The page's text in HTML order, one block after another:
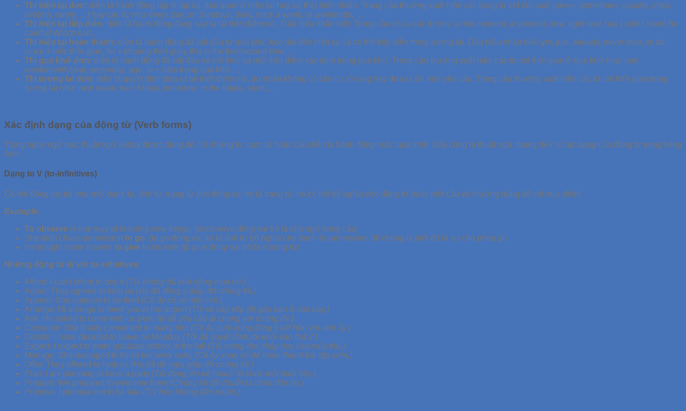
Thì hiện tại đơn: diễn tả hành động lặp đi lặp lại, thói quen ở hiện tại hay sự thật hiển nhiên. Trong câu thường xuất hiện các trạng từ chỉ tần suất (never, sometimes, usually, often,
seldom, rarely, …) hay các từ như every day, on Sundays, daily, once a week, at weekends, …
Thì hiện tại tiếp diễn: diễn tả hành động đang xảy ra tại thời điểm nói. Dấu hiệu nhận biết: Trong câu chứa các từ như at the moment, at present, now, right now, hay Look! Listen! Be
careful! Watch out!…
Thì hiện tại hoàn thành: diễn tả hành động đã bắt đầu từ quá khứ, kéo dài đến hiện tại và có thể tiếp diễn trong tương lai. Dấu hiệu nhận biết: yet, just, already, never ever, so far,
since + mốc thời gian, for + khoảng thời gian, this is the first/second time,…
Thì quá khứ đơn: diễn tả hành động đã bắt đầu và kết thúc tại một thời điểm xác định trong quá khứ. Trong câu thường xuất hiện các từ chỉ thời gian ở quá khứ như: last
week/month/year, yesterday, ago, in + năm trong quá khứ,…
Thì tương lai đơn: diễn tả quyết định đưa ra tại thời điểm nói, dự đoán không có căn cứ rõ ràng hay đưa ra lời mời yêu cầu. Trong câu thường xuất hiện các từ chỉ thời gian trong
tương lai như: next week, next Friday, tomorrow, in the future, soon,…
Xác định dạng của động từ (Verb forms)
Trong ngôn ngữ học, thuật ngữ verbal được dùng để chỉ những từ, cụm từ hoặc câu diễn tả hành động hoặc quá trình. Đây cũng là thuật ngữ chung để chỉ các dạng của động từ trong tiếng
Anh.
Dạng to V (to-infinitives)
Có thể đóng vai trò như một danh từ, tính từ, trạng từ (khi đóng vai trò là trạng từ, nó có thể bổ nghĩa cho động từ hoặc một câu và thường dùng để chỉ mục đích)
Example:
To observe is one way of learning new things. (to observe đóng vai trò là chủ ngữ trong câu)
She didn’t have permission to go. (to go đóng vai trò là tính từ bổ nghĩa cho danh từ permission để chúng ta biết đó là sự cho phép gì)
He bought some flowers to give to his wife (to give đóng vai trò làm trạng từ)
Những động từ đi với to-infinitives:
Afford:
I can’t afford to buy it (Tôi không đủ khả năng mua nó.)
Agree: They agreed to help us (Họ đã đồng ý giúp đỡ chúng tôi.)
Appear: She appears to be tired (Cô ấy có vẻ mệt mỏi.)
Arrange: I’ll arrange to meet you at the airport (Tôi sẽ sắp xếp để gặp bạn ở sân bay.)
Ask: He asked to come with us (Anh ấy đã yêu cầu đi chung với chúng tôi.)
Consente: She finally consented to marry him (Cô ấy cuối cùng đồng ý kết hôn với anh ấy.)
Decide: I have decided to leave on Monday (Tôi đã quyết định rời khỏi vào thứ 2.)
Expect:
I expect to enter graduate school in the fall (Tôi mong đợi nhập học vào mùa thu.)
Manage: She managed to finish her work early (Cô ấy xoay sở để hoàn thành bài tập sớm.)
Offer: They offered to help us (Họ đã đề nghị giúp đỡ chúng tôi.)
Plan:
I am planning to have a party (Tôi đang lên kế hoạch tổ chức một buổi tiệc.)
Prepare: We prepared to welcome them (Chúng tôi đã chuẩn bị chào đón họ.)
Promise:
I promise not to be late (Tôi hứa không đến muộn.)